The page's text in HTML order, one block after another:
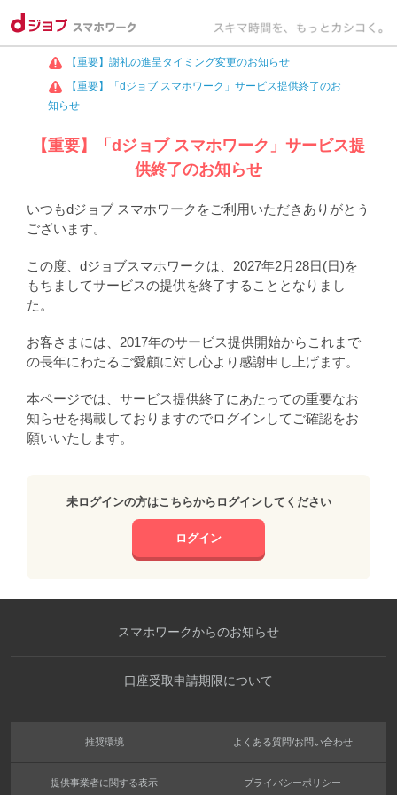
【重要】謝礼の進呈タイミング変更のお知らせ
【重要】「dジョブ スマホワーク」サービス提供終了のお
知らせ
【重要】「dジョブ スマホワーク」サービス提
供終了のお知らせ
いつもdジョブ スマホワークをご利用いただきありがとう
ございます。
この度、dジョブスマホワークは、2027年2月28日(日)を
もちましてサービスの提供を終了することとなりまし
た。
お客さまには、2017年のサービス提供開始からこれまで
の長年にわたるご愛顧に対し心より感謝申し上げます。
本ページでは、サービス提供終了にあたっての重要なお
知らせを掲載しておりますのでログインしてご確認をお
願いいたします。
未ログインの方はこちらからログインしてください
ログイン
スマホワークからのお知らせ
口座受取申請期限について
推奨環境 よくある質問/お問い合わせ
提供事業者に関する表示 プライバシーポリシー